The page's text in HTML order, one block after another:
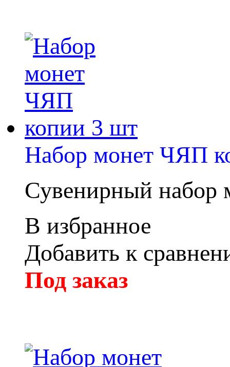
Набор монет ЧЯП
Сувенирный набор
В избранное
Добавить к
Под заказ